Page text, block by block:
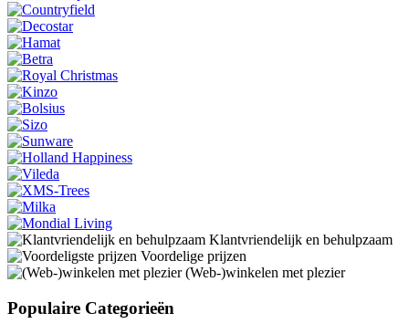
Klantvriendelijk en behulpzaam
Voordelige prijzen
(Web-)winkelen met plezier
Populaire Categorieën